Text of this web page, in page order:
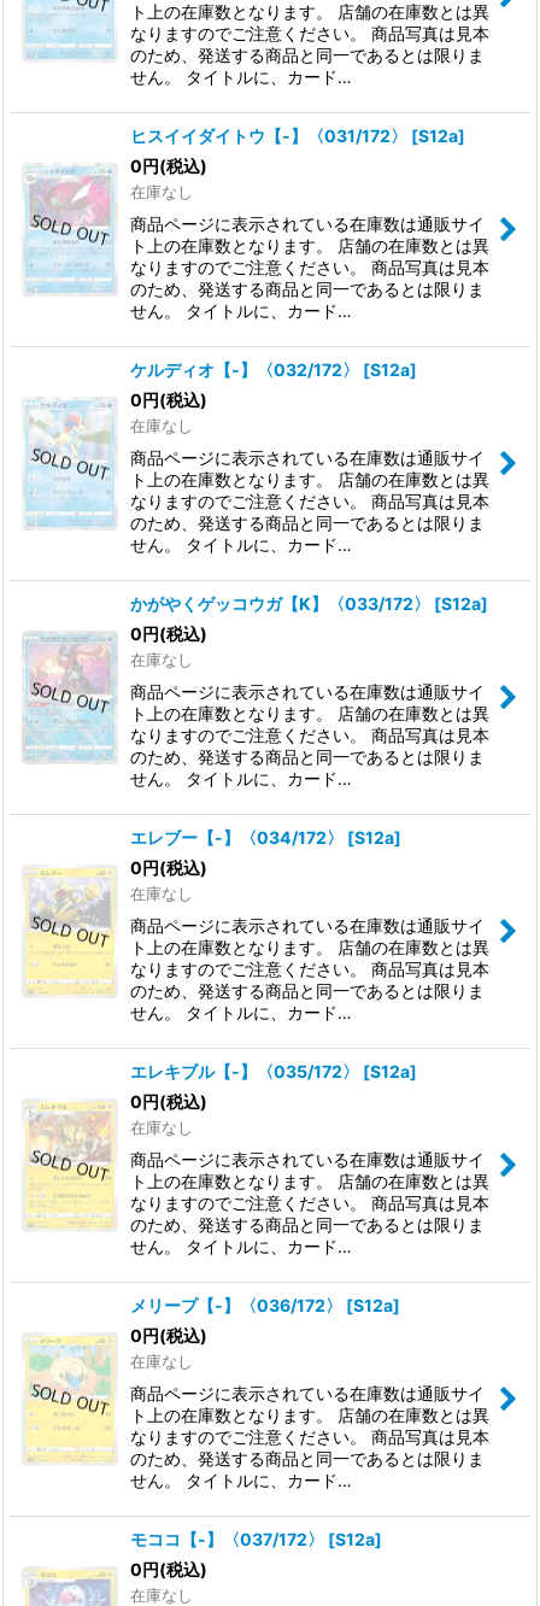
ト上の在庫数となります。 店舗の在庫数とは異
なりますのでご注意ください。 商品写真は見本
のため、発送する商品と同一であるとは限りま
せん。 タイトルに、カード…
ヒスイイダイトウ【-】〈031/172〉 [S12a]
0円(税込)
在庫なし
商品ページに表示されている在庫数は通販サイ
ト上の在庫数となります。 店舗の在庫数とは異
なりますのでご注意ください。 商品写真は見本
のため、発送する商品と同一であるとは限りま
せん。 タイトルに、カード…
ケルディオ【-】〈032/172〉 [S12a]
0円(税込)
在庫なし
商品ページに表示されている在庫数は通販サイ
ト上の在庫数となります。 店舗の在庫数とは異
なりますのでご注意ください。 商品写真は見本
のため、発送する商品と同一であるとは限りま
せん。 タイトルに、カード…
かがやくゲッコウガ【K】〈033/172〉 [S12a]
0円(税込)
在庫なし
商品ページに表示されている在庫数は通販サイ
ト上の在庫数となります。 店舗の在庫数とは異
なりますのでご注意ください。 商品写真は見本
のため、発送する商品と同一であるとは限りま
せん。 タイトルに、カード…
エレブー【-】〈034/172〉 [S12a]
0円(税込)
在庫なし
商品ページに表示されている在庫数は通販サイ
ト上の在庫数となります。 店舗の在庫数とは異
なりますのでご注意ください。 商品写真は見本
のため、発送する商品と同一であるとは限りま
せん。 タイトルに、カード…
エレキブル【-】〈035/172〉 [S12a]
0円(税込)
在庫なし
商品ページに表示されている在庫数は通販サイ
ト上の在庫数となります。 店舗の在庫数とは異
なりますのでご注意ください。 商品写真は見本
のため、発送する商品と同一であるとは限りま
せん。 タイトルに、カード…
メリープ【-】〈036/172〉 [S12a]
0円(税込)
在庫なし
商品ページに表示されている在庫数は通販サイ
ト上の在庫数となります。 店舗の在庫数とは異
なりますのでご注意ください。 商品写真は見本
のため、発送する商品と同一であるとは限りま
せん。 タイトルに、カード…
モココ【-】〈037/172〉 [S12a]
0円(税込)
在庫なし